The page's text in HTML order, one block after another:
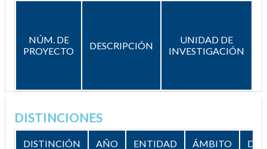
NÚM. DE
PROYECTO
DESCRIPCIÓN
UNIDAD DE
INVESTIGACIÓN
DISTINCIONES
DISTINCIÓN AÑO ENTIDAD ÁMBITO